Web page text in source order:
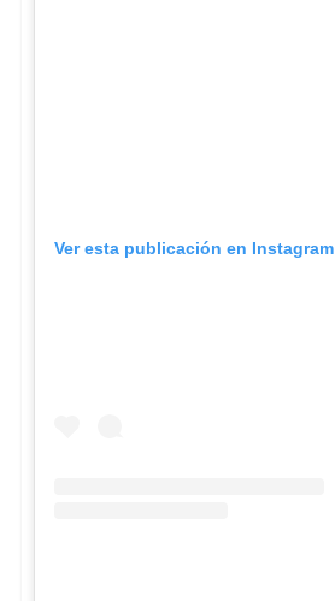
Ver esta publicación en Instagram